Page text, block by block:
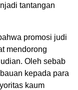
tantangan
promosi judi
mendorong
Oleh sebab
kepada para
kaum